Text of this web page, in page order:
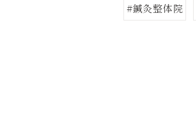
#鍼灸整体院